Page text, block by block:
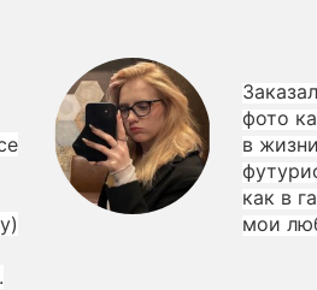
фото
в
как в
мои